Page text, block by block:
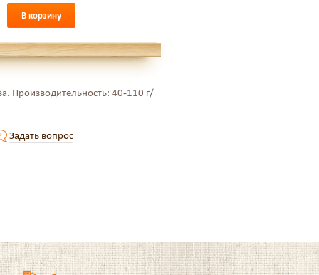
В корзину
Производительность: 40-110 г/
Задать вопрос